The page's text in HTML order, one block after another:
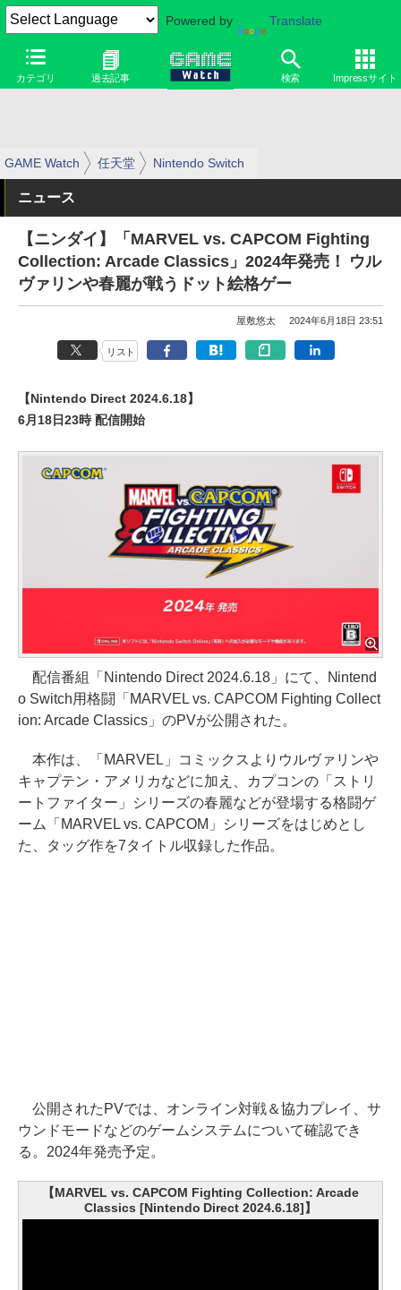
Powered by Translate
カテゴリ 過去記事 検索 Impressサイト
GAME Watch 任天堂 Nintendo Switch
ニュース
【ニンダイ】「MARVEL vs. CAPCOM Fighting
Collection: Arcade Classics」2024年発売！ ウル
ヴァリンや春麗が戦うドット絵格ゲー
屋敷悠太 2024年6月18日 23:51
リスト
【Nintendo Direct 2024.6.18】
6月18日23時 配信開始
配信番組「Nintendo Direct 2024.6.18」にて、Nintend
o Switch用格闘「MARVEL vs. CAPCOM Fighting Collect
ion: Arcade Classics」のPVが公開された。
本作は、「MARVEL」コミックスよりウルヴァリンや
キャプテン・アメリカなどに加え、カプコンの「ストリ
ートファイター」シリーズの春麗などが登場する格闘ゲ
ーム「MARVEL vs. CAPCOM」シリーズをはじめとし
た、タッグ作を7タイトル収録した作品。
公開されたPVでは、オンライン対戦＆協力プレイ、サ
ウンドモードなどのゲームシステムについて確認でき
る。2024年発売予定。
【MARVEL vs. CAPCOM Fighting Collection: Arcade
Classics [Nintendo Direct 2024.6.18]】